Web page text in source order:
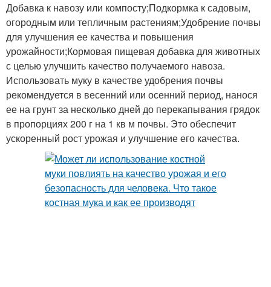
Добавка к навозу или компосту;Подкормка к садовым,
огородным или тепличным растениям;Удобрение почвы
для улучшения ее качества и повышения
урожайности;Кормовая пищевая добавка для животных
с целью улучшить качество получаемого навоза.
Использовать муку в качестве удобрения почвы
рекомендуется в весенний или осенний период, нанося
ее на грунт за несколько дней до перекапывания грядок
в пропорциях 200 г на 1 кв м почвы. Это обеспечит
ускоренный рост урожая и улучшение его качества.